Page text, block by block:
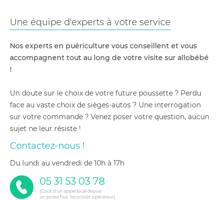
Une équipe d'experts à votre service
Nos experts en puériculture vous conseillent et vous
accompagnent tout au long de votre visite sur allobébé
!
Un doute sur le choix de votre future poussette ? Perdu
face au vaste choix de sièges-autos ? Une interrogation
sur votre commande ? Venez poser votre question, aucun
sujet ne leur résiste !
Contactez-nous !
du lundi au vendredi de 10h à 17h
05 31 53 03 78
(Coût d'un appel local depuis
un poste fixe, hors coût opérateur)